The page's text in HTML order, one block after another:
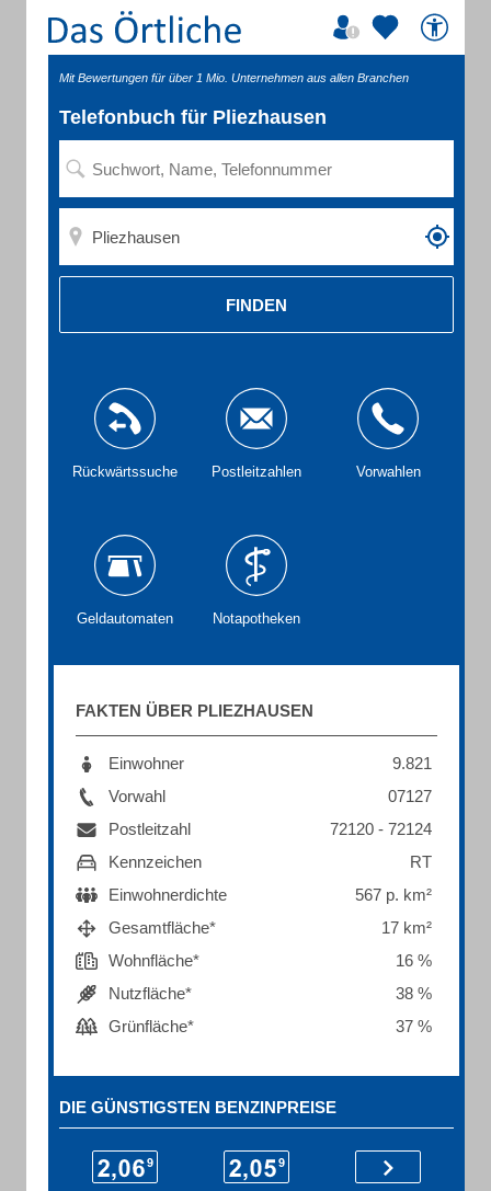
Mit Bewertungen für über 1 Mio. Unternehmen aus allen Branchen
Telefonbuch für Pliezhausen
FINDEN
Rückwärtssuche Postleitzahlen Vorwahlen
Geldautomaten Notapotheken
FAKTEN ÜBER PLIEZHAUSEN
Einwohner
9.821
Vorwahl
07127
Postleitzahl
72120 - 72124
Kennzeichen
RT
Einwohnerdichte
567 p. km²
Gesamtfläche*
17 km²
Wohnfläche*
16 %
Nutzfläche*
38 %
Grünfläche*
37 %
DIE GÜNSTIGSTEN BENZINPREISE